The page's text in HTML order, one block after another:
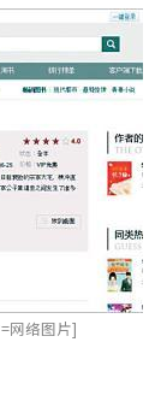
网络图片]